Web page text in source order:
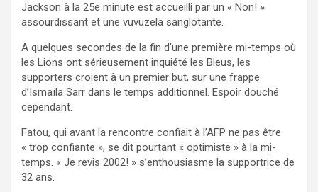
Jackson à la 25e minute est accueilli par un « Non! »
assourdissant et une vuvuzela sanglotante.
A quelques secondes de la fin d’une première mi-temps où
les Lions ont sérieusement inquiété les Bleus, les
supporters croient à un premier but, sur une frappe
d’Ismaïla Sarr dans le temps additionnel. Espoir douché
cependant.
Fatou, qui avant la rencontre confiait à l’AFP ne pas être
« trop confiante », se dit pourtant « optimiste » à la mi-
temps. « Je revis 2002! » s’enthousiasme la supportrice de
32 ans.